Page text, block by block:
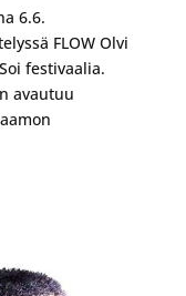
6.6.
FLOW Olvi
festivaalia.
avautuu